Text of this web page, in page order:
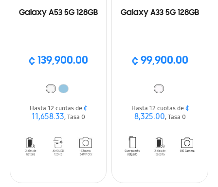
Galaxy A53 5G 128GB
¢ 139,900.00
Hasta 12 cuotas de¢
11,658.33, Tasa 0
Galaxy A33 5G 128GB
¢ 99,900.00
Hasta 12 cuotas de¢
8,325.00, Tasa 0